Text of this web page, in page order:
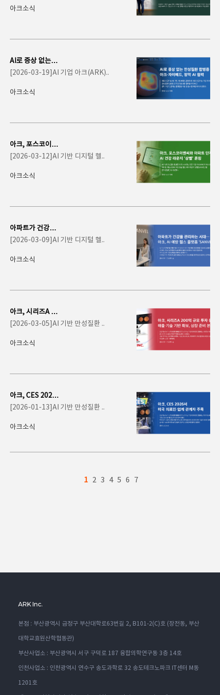
아크소식
AI로 증상 없는 만
성질환 합병증 찾
는다… 아크-자
이..
[2026-03-19]AI 기업 아크(ARK)..
아크소식
아크, 포스코이앤
씨와 아파트 단지
내 AI 건강 라운
지..
[2026-03-12]AI 기반 디지털 헬..
아크소식
아파트가 건강을
관리하는 시대…
아크, AI 예방 헬
스..
[2026-03-09]AI 기반 디지털 헬..
아크소식
아크, 시리즈A 20
0억 투자 유치…
의료 AI 스크리닝
사..
[2026-03-05]AI 기반 만성질환 ..
아크소식
아크, CES 2026
서 미국 의료진·
업계 관계자 주
목… A..
[2026-01-13]AI 기반 만성질환 ..
아크소식
1 2 3 4 5 6 7
ARK Inc.
본점 : 부산광역시 금정구 부산대학로63번길 2, B101-2(C)호 (장전동, 부산
대학교효원산학협동관)
부산사업소 : 부산광역시 서구 구덕로 187 융합의학연구동 3층 14호
인천사업소 : 인천광역시 연수구 송도과학로 32 송도테크노파크 IT센터 M동
1201호